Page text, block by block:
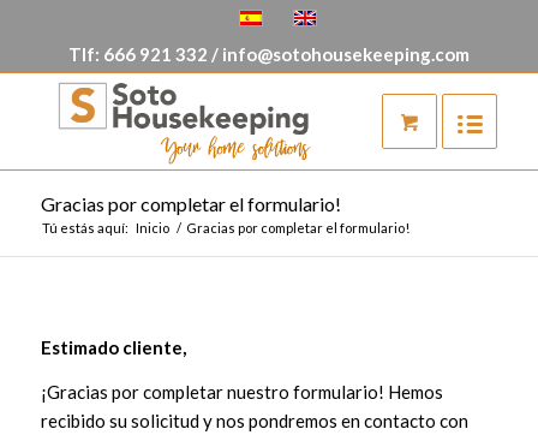
Tlf: 666 921 332 / info@sotohousekeeping.com
Gracias por completar el formulario!
Tú estás aquí: Inicio / Gracias por completar el formulario!
Estimado cliente,
¡Gracias por completar nuestro formulario! Hemos
recibido su solicitud y nos pondremos en contacto con